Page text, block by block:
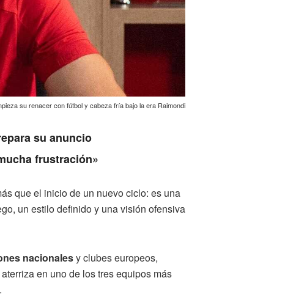
su renacer con fútbol y cabeza fría bajo la era Raimondi
su anuncio
frustración»
que el inicio de un nuevo ciclo: es una
un estilo definido y una visión ofensiva
nacionalesy clubes europeos,
en uno de los tres equipos más